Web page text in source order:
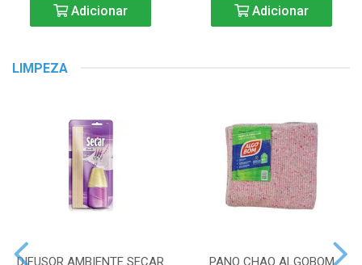
Adicionar Adicionar
LIMPEZA
DIFUSOR AMBIENTE SECAR PANO CHAO ALGOBOM